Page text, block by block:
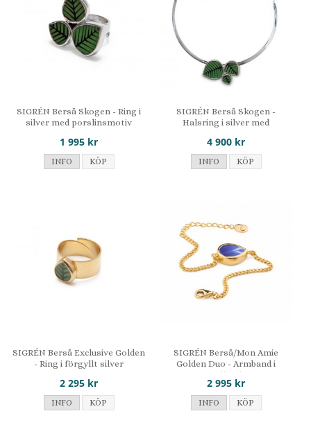
SIGRÉN Berså Skogen - Ring i
silver med porslinsmotiv
1 995 kr
INFO KÖP
SIGRÉN Berså Skogen -
Halsring i silver med
porslinsmotiv
4 900 kr
INFO KÖP
SIGRÉN Berså Exclusive Golden
- Ring i förgyllt silver
2 295 kr
INFO KÖP
SIGRÉN Berså/Mon Amie
Golden Duo - Armband i
förgyllt silver
2 995 kr
INFO KÖP